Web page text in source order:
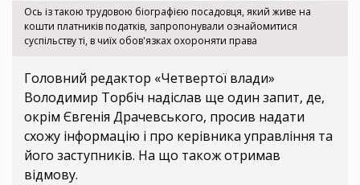
Ось із такою трудовою біографією посадовця, який живе на
кошти платників податків, запропонували ознайомитися
суспільству ті, в чиїх обов'язках охороняти права
Головний редактор «Четвертої влади»
Володимир Торбіч надіслав ще один запит, де,
окрім Євгенія Драчевського, просив надати
схожу інформацію і про керівника управління та
його заступників. На що також отримав
відмову.